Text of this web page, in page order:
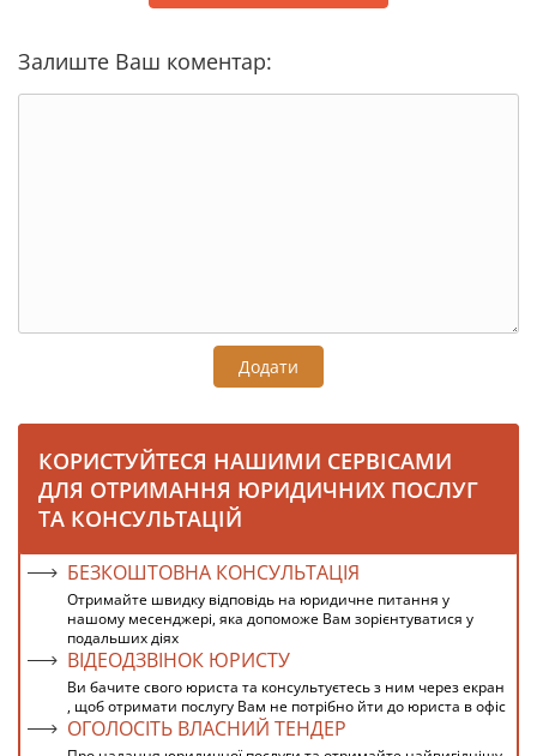
Залиште Ваш коментар:
Додати
КОРИСТУЙТЕСЯ НАШИМИ СЕРВІСАМИ
ДЛЯ ОТРИМАННЯ ЮРИДИЧНИХ ПОСЛУГ
ТА КОНСУЛЬТАЦІЙ
БЕЗКОШТОВНА КОНСУЛЬТАЦІЯ
Отримайте швидку відповідь на юридичне питання у
нашому месенджері, яка допоможе Вам зорієнтуватися у
подальших діях
ВІДЕОДЗВІНОК ЮРИСТУ
Ви бачите свого юриста та консультуєтесь з ним через екран
, щоб отримати послугу Вам не потрібно йти до юриста в офіс
ОГОЛОСІТЬ ВЛАСНИЙ ТЕНДЕР